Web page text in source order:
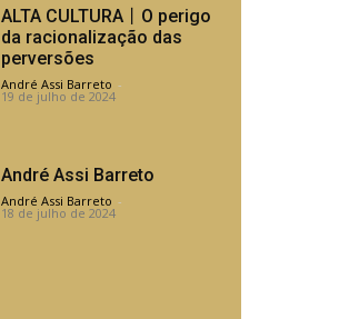
ALTA CULTURA丨O perigo
da racionalização das
perversões
André Assi Barreto -
19 de julho de 2024
André Assi Barreto
André Assi Barreto -
18 de julho de 2024